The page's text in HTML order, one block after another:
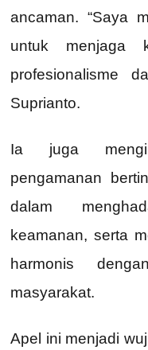
ancaman. “Saya
untuk menjaga
profesionalisme
Suprianto.
Ia juga
pengamanan
dalam
keamanan, serta
harmonis
masyarakat.
Apel ini menjadi